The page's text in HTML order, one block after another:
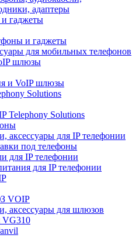
адаптеры
гаджеты
и гаджеты
для мобильных телефонов
шлюзы
и VoIP шлюзы
Solutions
Telephony Solutions
аксессуары для IP телефонии
под телефоны
для IP телефонии
для IP телефонии
VOIP
аксессуары для шлюзов
VG310